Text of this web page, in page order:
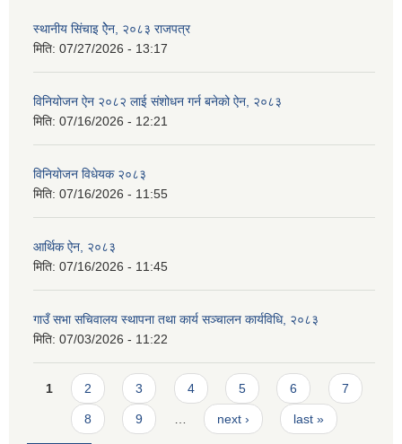
स्थानीय सिंचाइ ऐेन, २०८३ राजपत्र
मिति: 07/27/2026 - 13:17
विनियोजन ऐन २०८२ लाई संशोधन गर्न बनेको ऐन, २०८३
मिति: 07/16/2026 - 12:21
विनियोजन विधेयक २०८३
मिति: 07/16/2026 - 11:55
आर्थिक ऐन, २०८३
मिति: 07/16/2026 - 11:45
गाउँ सभा सचिवालय स्थापना तथा कार्य सञ्चालन कार्यविधि, २०८३
मिति: 07/03/2026 - 11:22
Pages
1 2 3 4 5 6 7
8 9 next › last »